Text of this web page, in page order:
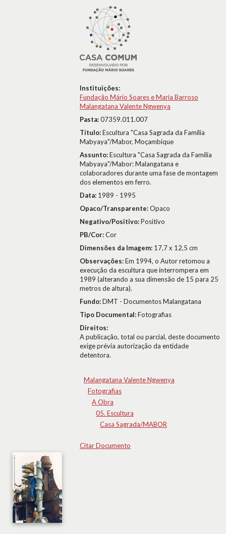
Instituições:
Fundação Mário Soares e Maria Barroso
Malangatana Valente Ngwenya
Pasta:07359.011.007
Título:Escultura "Casa Sagrada da Família
Mabyaya"/Mabor, Moçambique
Assunto:Escultura "Casa Sagrada da Família
Mabyaya"/Mabor: Malangatana e
colaboradores durante uma fase de montagem
dos elementos em ferro.
Data: 1989 - 1995
Opaco/Transparente:Opaco
Negativo/Positivo:Positivo
PB/Cor:Cor
Dimensões da Imagem: 17,7 x 12,5 cm
Observações:Em 1994, o Autor retomou a
execução da escultura que interrompera em
1989 (alterando a sua dimensão de 15 para 25
metros de altura).
Fundo:DMT - Documentos Malangatana
Tipo Documental:Fotografias
Direitos:
A publicação, total ou parcial, deste documento
exige prévia autorização da entidade
detentora.
Malangatana Valente Ngwenya
Fotografias
A Obra
05. Escultura
Casa Sagrada/MABOR
Citar Documento